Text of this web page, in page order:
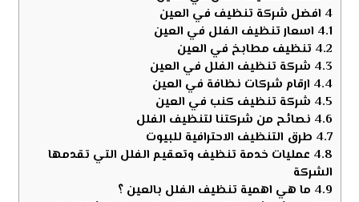
4 افضل شركة تنظيف في العين
4.1 اسعار تنظيف الفلل في العين
4.2 تنظيف مطابخ في العين
4.3 شركة تنظيف الفلل في العين
4.4 ارقام شركات نظافة في العين
4.5 شركة تنظيف كنب في العين
4.6 نصائح من شركتنا لتنظيف الفلل
4.7 طرق التنظيف الاحترافية للبيوت
4.8 عمليات خدمة تنظيف وتعقيم الفلل التي تقدمها
الشركة
4.9 ما هي اهمية تنظيف الفلل بالعين ؟